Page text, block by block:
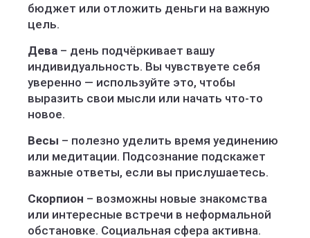
бюджет или отложить деньги на важную
цель.
Дева – день подчёркивает вашу
индивидуальность. Вы чувствуете себя
уверенно — используйте это, чтобы
выразить свои мысли или начать что-то
новое.
Весы – полезно уделить время уединению
или медитации. Подсознание подскажет
важные ответы, если вы прислушаетесь.
Скорпион – возможны новые знакомства
или интересные встречи в неформальной
обстановке. Социальная сфера активна.